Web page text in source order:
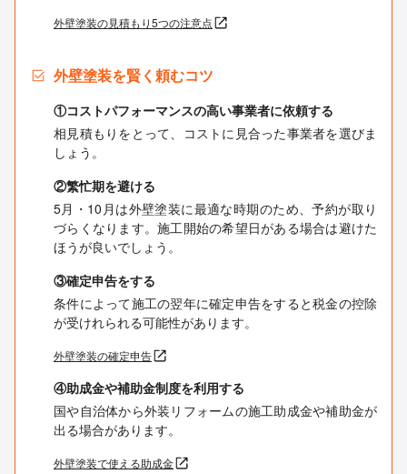
外壁塗装の見積もり5つの注意点
外壁塗装を賢く頼むコツ
①コストパフォーマンスの高い事業者に依頼する
相見積もりをとって、コストに見合った事業者を選びま
しょう。
②繁忙期を避ける
5月・10月は外壁塗装に最適な時期のため、予約が取り
づらくなります。施工開始の希望日がある場合は避けた
ほうが良いでしょう。
③確定申告をする
条件によって施工の翌年に確定申告をすると税金の控除
が受けれられる可能性があります。
外壁塗装の確定申告
④助成金や補助金制度を利用する
国や自治体から外装リフォームの施工助成金や補助金が
出る場合があります。
外壁塗装で使える助成金